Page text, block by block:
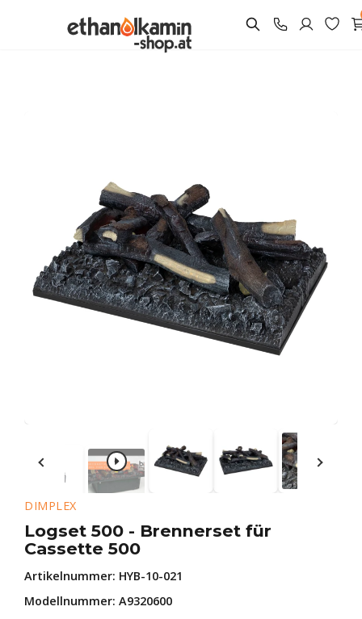
DIMPLEX
Logset 500 - Brennerset für
Cassette 500
Artikelnummer: HYB-10-021
Modellnummer: A9320600